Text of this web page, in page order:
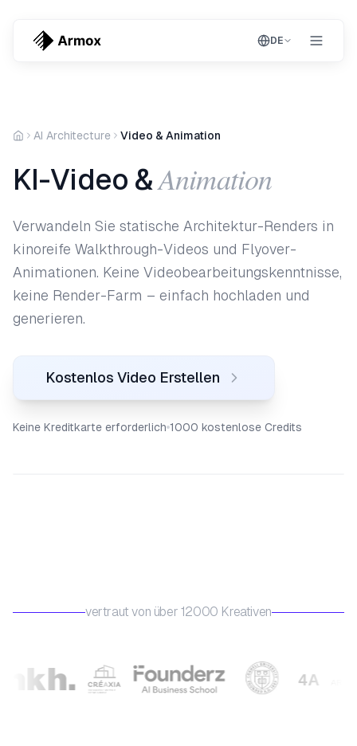
DE
AI Architecture Video & Animation
KI-Video &Animation
Verwandeln Sie statische Architektur-Renders in
kinoreife Walkthrough-Videos und Flyover-
Animationen. Keine Videobearbeitungskenntnisse,
keine Render-Farm – einfach hochladen und
generieren.
Kostenlos Video Erstellen
Keine Kreditkarte erforderlich 1000 kostenlose Credits
vertraut von über 12000 Kreativen